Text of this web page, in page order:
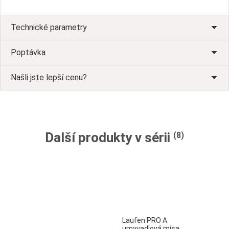
Technické parametry
Poptávka
Našli jste lepší cenu?
Další produkty v sérii (8)
Laufen PRO A